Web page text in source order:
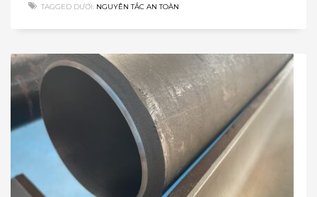
TAGGED DƯỚI: NGUYÊN TẮC AN TOÀN